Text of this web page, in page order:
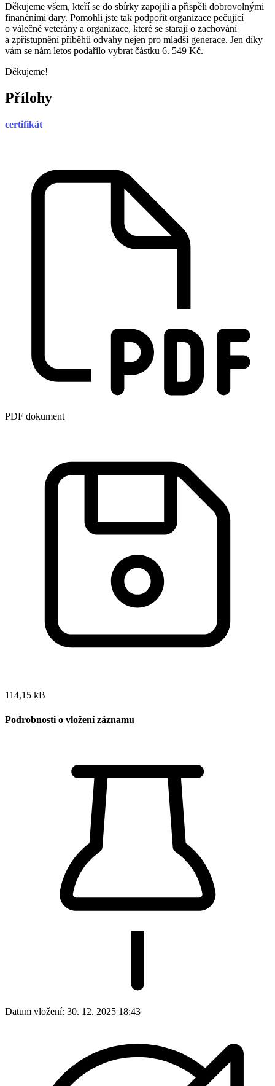
Děkujeme všem, kteří se do sbírky zapojili a přispěli dobrovolnými
finančními dary. Pomohli jste tak podpořit organizace pečující
o válečné veterány a organizace, které se starají o zachování
a zpřístupnění příběhů odvahy nejen pro mladší generace. Jen díky
vám se nám letos podařilo vybrat částku 6. 549 Kč.
Děkujeme!
Přílohy
certifikát
PDF dokument
114,15 kB
Podrobnosti o vložení záznamu
Datum vložení: 30. 12. 2025 18:43